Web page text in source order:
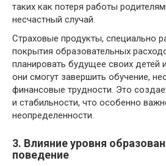
таких как потеря работы
несчастный случай.
Страховые продукты, специально
покрытия образовательных
планировать будущее своих детей
они смогут завершить обучение,
финансовые трудности. Это
и стабильности, что особенно
неопределенности.
3. Влияние уровня
поведение